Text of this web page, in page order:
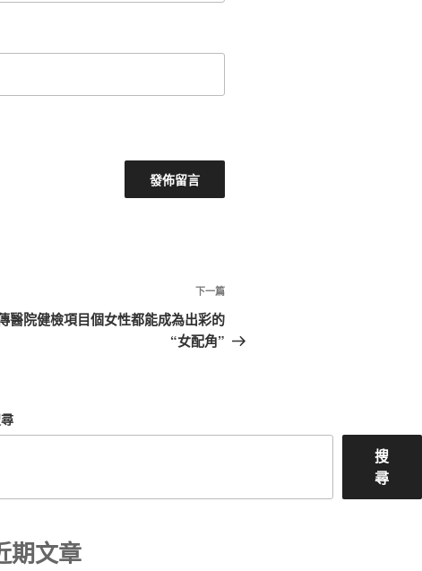
下
一
篇
下一篇
醫院健檢項目個女性都能成為出彩的
“女配角”
搜
尋
期文章